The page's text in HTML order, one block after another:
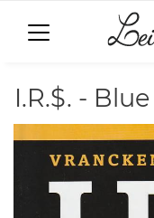
I.R.$. -